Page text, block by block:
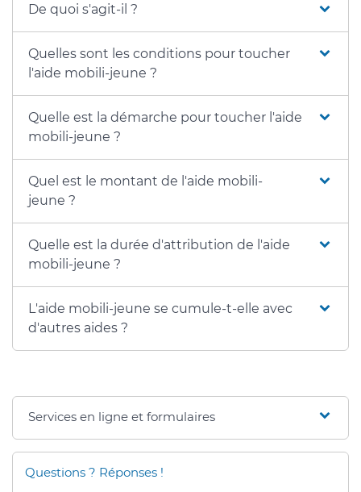
De quoi s'agit-il ?
Quelles sont les conditions pour toucher
l'aide mobili-jeune ?
Quelle est la démarche pour toucher l'aide
mobili-jeune ?
Quel est le montant de l'aide mobili-
jeune ?
Quelle est la durée d'attribution de l'aide
mobili-jeune ?
L'aide mobili-jeune se cumule-t-elle avec
d'autres aides ?
Services en ligne et formulaires
Questions ? Réponses !